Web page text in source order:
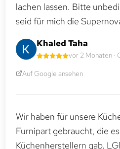
lachen lassen. Bitte
seid für mich die
Khaled Taha
vor 2 Monaten ·
Auf Google ansehen
Wir haben für unsere
Furnipart gebraucht, die
Küchenherstellern gab.